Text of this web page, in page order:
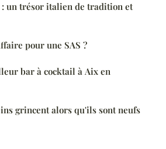
: un trésor italien de tradition et
pour une SAS ?
bar à cocktail à Aix en
grincent alors qu'ils sont neufs